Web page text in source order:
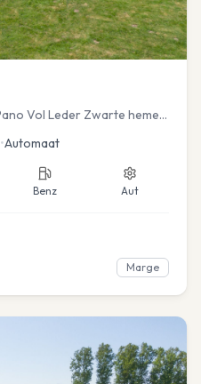
Vol Leder Zwarte hemel
•Automaat
Benz Aut
Marge